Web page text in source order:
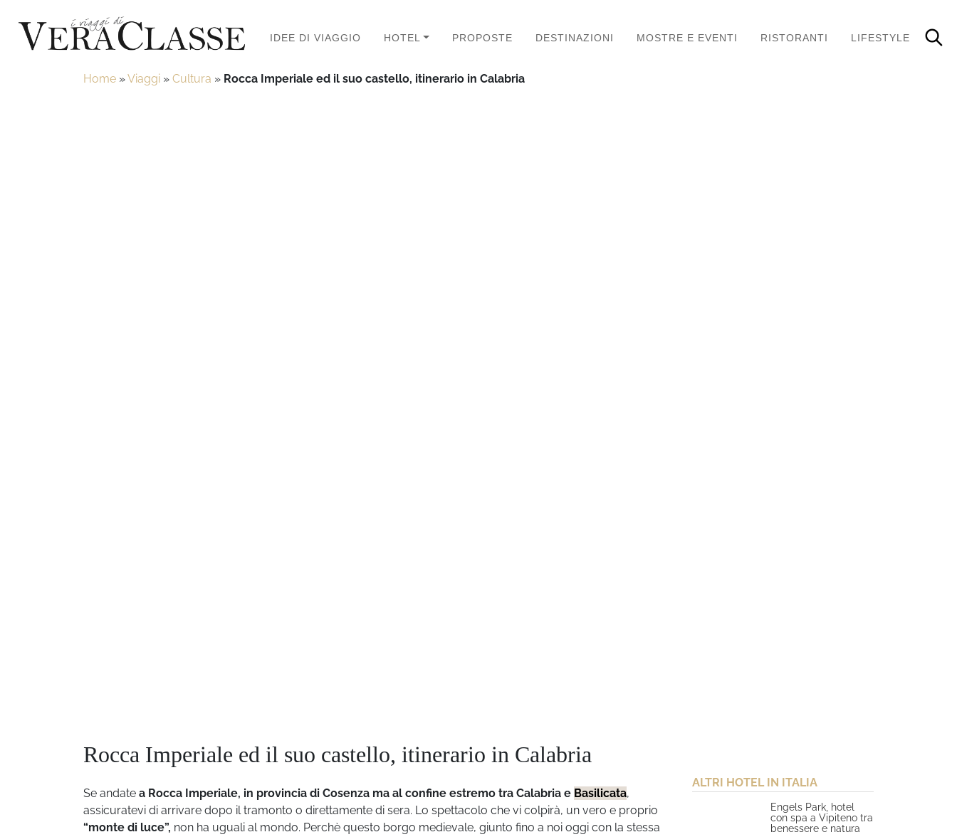
IDEE DI VIAGGIO HOTEL PROPOSTE DESTINAZIONI MOSTRE E EVENTI RISTORANTI LIFESTYLE
Home »Viaggi » Cultura » Rocca Imperiale ed il suo castello, itinerario in Calabria
Rocca Imperiale ed il suo castello, itinerario in Calabria
Se andate a Rocca Imperiale, in provincia di Cosenza ma al confine estremo tra Calabria e Basilicata,
assicuratevi di arrivare dopo il tramonto o direttamente di sera. Lo spettacolo che vi colpirà, un vero e proprio
“monte di luce”, non ha uguali al mondo. Perchè questo borgo medievale, giunto fino a noi oggi con la stessa
ALTRI HOTEL IN ITALIA
Engels Park, hotel
con spa a Vipiteno tra
benessere e natura